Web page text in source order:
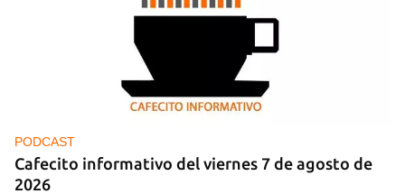
PODCAST
Cafecito informativo del viernes 7 de agosto de
2026